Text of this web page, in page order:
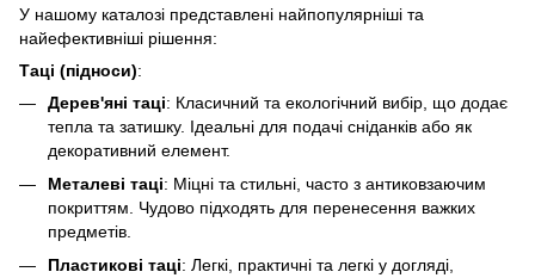
У нашому каталозі представлені найпопулярніші та
найефективніші рішення:
Таці (підноси):
Дерев'яні таці: Класичний та екологічний вибір, що додає
тепла та затишку. Ідеальні для подачі сніданків або як
декоративний елемент.
Металеві таці: Міцні та стильні, часто з антиковзаючим
покриттям. Чудово підходять для перенесення важких
предметів.
Пластикові таці: Легкі, практичні та легкі у догляді,